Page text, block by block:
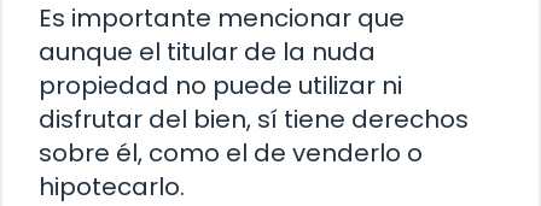
Es importante mencionar que
aunque el titular de la nuda
propiedad no puede utilizar ni
disfrutar del bien, sí tiene derechos
sobre él, como el de venderlo o
hipotecarlo.